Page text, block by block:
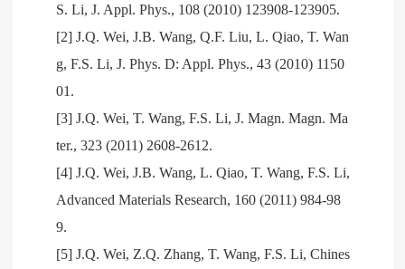
S. Li, J. Appl. Phys., 108 (2010) 123908-123905.
[2] J.Q. Wei, J.B. Wang, Q.F. Liu, L. Qiao, T. Wan
g, F.S. Li, J. Phys. D: Appl. Phys., 43 (2010) 1150
01.
[3] J.Q. Wei, T. Wang, F.S. Li, J. Magn. Magn. Ma
ter., 323 (2011) 2608-2612.
[4] J.Q. Wei, J.B. Wang, L. Qiao, T. Wang, F.S. Li,
Advanced Materials Research, 160 (2011) 984-98
9.
[5] J.Q. Wei, Z.Q. Zhang, T. Wang, F.S. Li, Chines